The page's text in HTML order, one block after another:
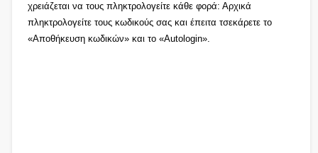
χρειάζεται να τους πληκτρολογείτε κάθε φορά: Αρχικά
πληκτρολογείτε τους κωδικούς σας και έπειτα τσεκάρετε το
«Αποθήκευση κωδικών» και το «Autologin».